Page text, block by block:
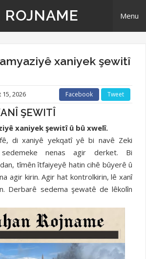
Menu
xaniyek şewitî
15, 2026 Facebook Tweet
ŞEWITÎ
xaniyek şewitî û bû xwelî.
di xaniyê yekqatî yê bi navê Zeki
nenas agir derket. Bi
tîmên îtfaiyeyê hatin cihê bûyerê û
agir kirin. Agir hat kontrolkirin, lê xanî
Derbarê sedema şewatê de lêkolîn